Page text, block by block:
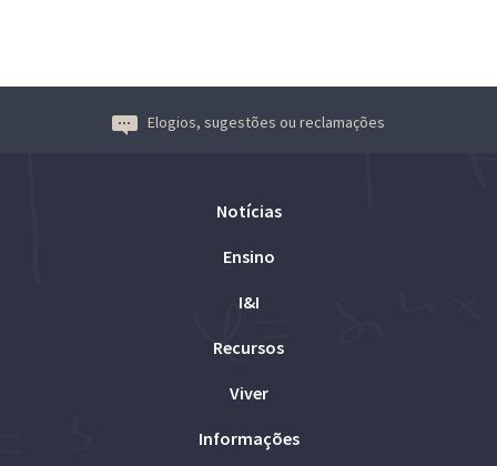
Elogios, sugestões ou reclamações
Notícias
Ensino
I&I
Recursos
Viver
Informações